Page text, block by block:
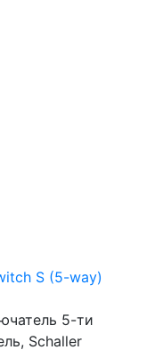
S (5-way)
5-ти
Schaller